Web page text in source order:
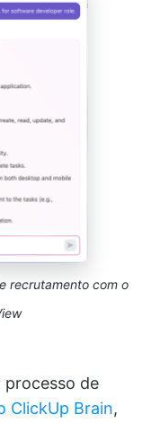
recrutamento com o
processo de
ClickUp Brain,